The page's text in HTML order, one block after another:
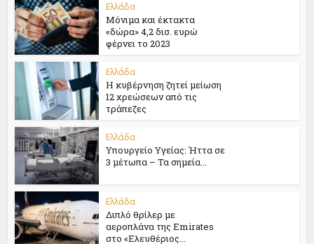
Ελλάδα
Μόνιμα και έκτακτα
«δώρα» 4,2 δισ. ευρώ
φέρνει το 2023
Ελλάδα
Η κυβέρνηση ζητεί μείωση
12 χρεώσεων από τις
τράπεζες
Ελλάδα
Υπουργείο Υγείας: Ήττα σε
3 μέτωπα – Τα σημεία...
Ελλάδα
Διπλό θρίλερ με
αεροπλάνα της Emirates
στο «Ελευθέριος...